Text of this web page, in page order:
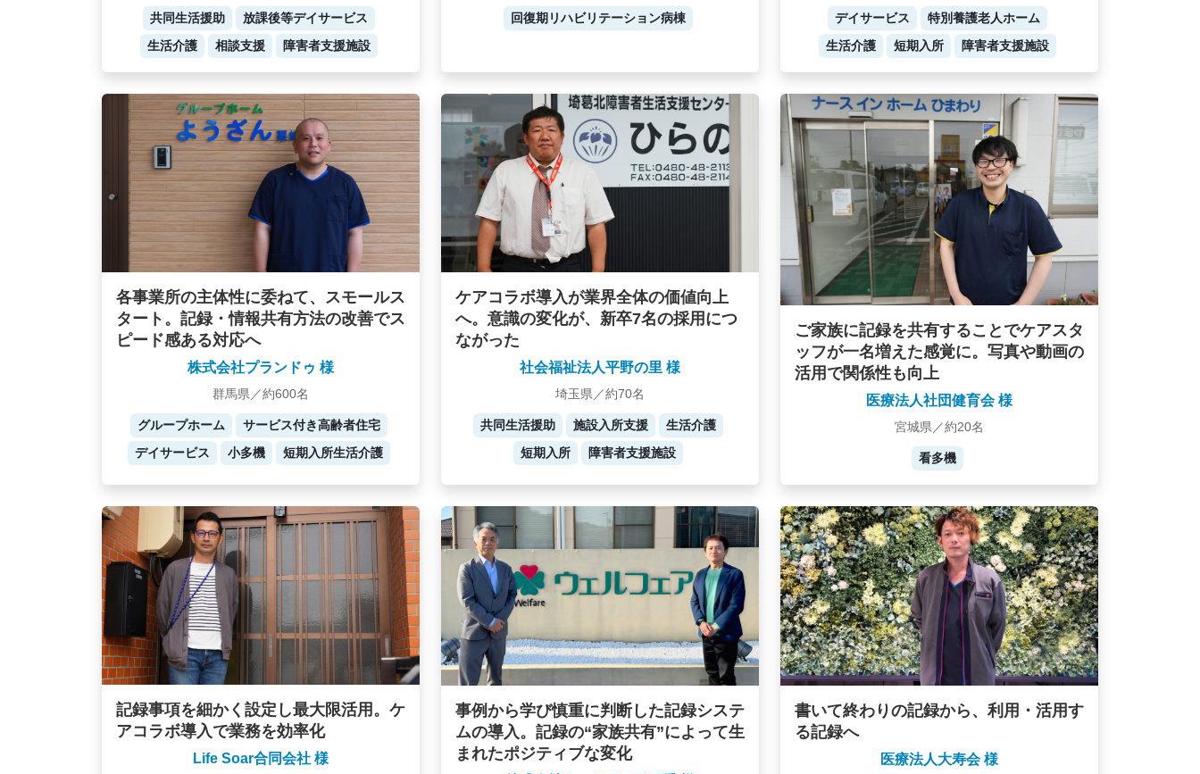
共同生活援助
放課後等デイサービス
生活介護
相談支援 障害者支援施設
回復期リハビリテーション病棟 デイサービス
特別養護老人ホーム
生活介護
短期入所 障害者支援施設
各事業所の主体性に委ねて、スモールス
タート。記録・情報共有方法の改善でス
ピード感ある対応へ
株式会社プランドゥ 様
群馬県／約600名
グループホーム
サービス付き高齢者住宅
デイサービス
小多機 短期入所生活介護
ケアコラボ導入が業界全体の価値向上
へ。意識の変化が、新卒7名の採用につ
ながった
社会福祉法人平野の里 様
埼玉県／約70名
共同生活援助 施設入所支援
生活介護
短期入所
障害者支援施設
ご家族に記録を共有することでケアスタ
ッフが一名増えた感覚に。写真や動画の
活用で関係性も向上
医療法人社団健育会 様
宮城県／約20名
看多機
記録事項を細かく設定し最大限活用。ケ
アコラボ導入で業務を効率化
Life Soar合同会社 様
事例から学び慎重に判断した記録システ
ムの導入。記録の“家族共有”によって生
まれたポジティブな変化
書いて終わりの記録から、利用・活用す
る記録へ
医療法人大寿会 様